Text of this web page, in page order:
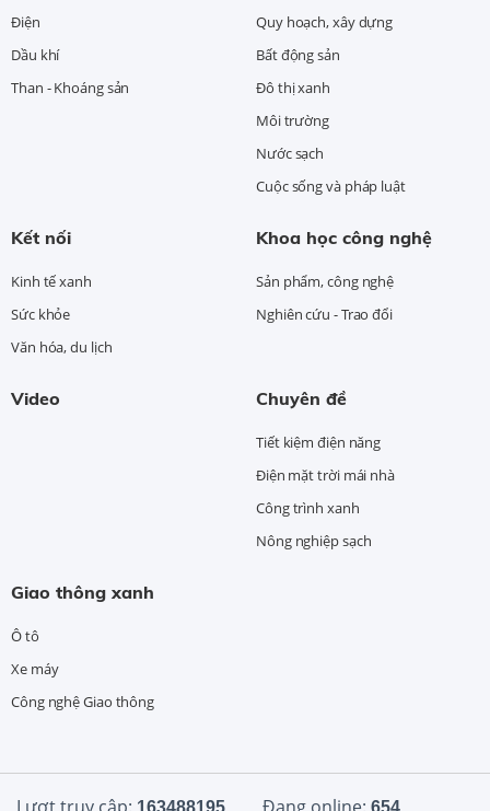
Điện
Dầu khí
Than - Khoáng sản
Quy hoạch, xây dựng
Bất động sản
Đô thị xanh
Môi trường
Nước sạch
Cuộc sống và pháp luật
Kết nối
Kinh tế xanh
Sức khỏe
Văn hóa, du lịch
Khoa học công nghệ
Sản phẩm, công nghệ
Nghiên cứu - Trao đổi
Video Chuyên đề
Tiết kiệm điện năng
Điện mặt trời mái nhà
Công trình xanh
Nông nghiệp sạch
Giao thông xanh
Ô tô
Xe máy
Công nghệ Giao thông
163488195 654